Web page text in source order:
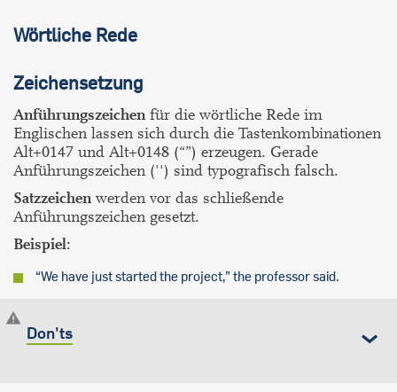
Wörtliche Rede
Zeichensetzung
Anführungszeichen für die wörtliche Rede im
Englischen lassen sich durch die Tastenkombinationen
Alt+0147 und Alt+0148 (“”) erzeugen. Gerade
Anführungszeichen ('') sind typografisch falsch.
Satzzeichen werden vor das schließende
Anführungszeichen gesetzt.
Beispiel:
“We have just started the project,” the professor said.
Don'ts